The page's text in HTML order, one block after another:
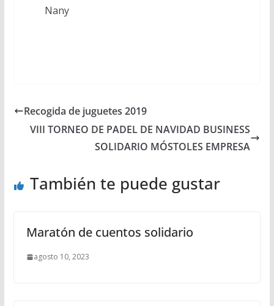
Nany
Recogida de juguetes 2019
VIII TORNEO DE PADEL DE NAVIDAD BUSINESS
SOLIDARIO MÓSTOLES EMPRESA
También te puede gustar
Maratón de cuentos solidario
agosto 10, 2023